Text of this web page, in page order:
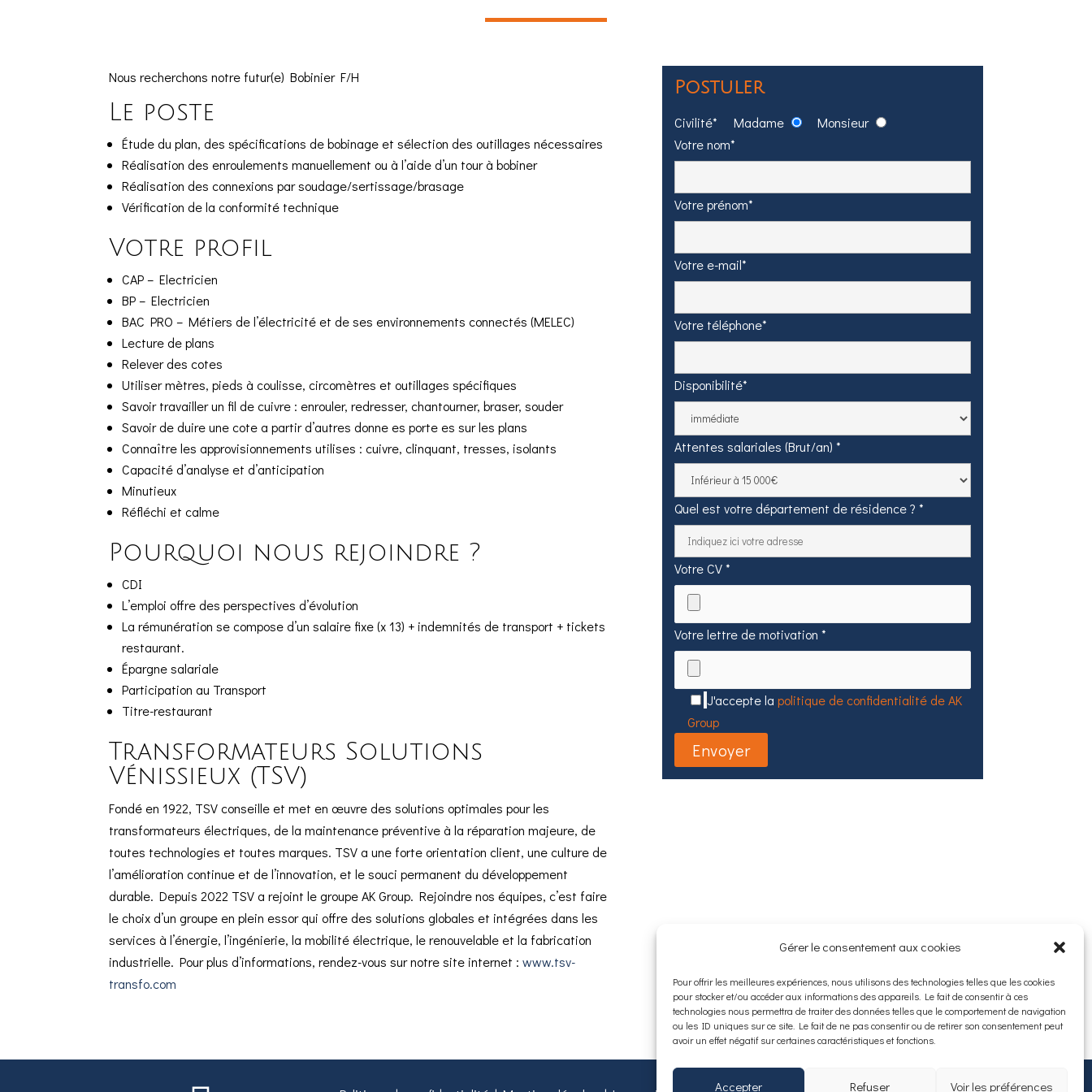
Gérer le consentement aux cookies
Pour offrir les meilleures expériences, nous utilisons des technologies telles que les cookies
pour stocker et/ou accéder aux informations des appareils. Le fait de consentir à ces
technologies nous permettra de traiter des données telles que le comportement de navigation
ou les ID uniques sur ce site. Le fait de ne pas consentir ou de retirer son consentement peut
avoir un effet négatif sur certaines caractéristiques et fonctions.
Accepter Refuser Voir les préférences
Nous recherchons notre futur(e) Bobinier F/H
Le poste
Étude du plan, des spécifications de bobinage et sélection des outillages nécessaires
Réalisation des enroulements manuellement ou à l’aide d’un tour à bobiner
Réalisation des connexions par soudage/sertissage/brasage
Vérification de la conformité technique
Votre profil
CAP – Electricien
BP – Electricien
BAC PRO – Métiers de l’électricité et de ses environnements connectés (MELEC)
Lecture de plans
Relever des cotes
Utiliser mètres, pieds à coulisse, circomètres et outillages spécifiques
Savoir travailler un fil de cuivre : enrouler, redresser, chantourner, braser, souder
Savoir de duire une cote a partir d’autres donne es porte es sur les plans
Connaître les approvisionnements utilises : cuivre, clinquant, tresses, isolants
Capacité d’analyse et d’anticipation
Minutieux
Réfléchi et calme
Pourquoi nous rejoindre ?
CDI
L’emploi offre des perspectives d’évolution
La rémunération se compose d’un salaire fixe (x 13) + indemnités de transport + tickets
restaurant.
Épargne salariale
Participation au Transport
Titre-restaurant
Transformateurs Solutions
Vénissieux (TSV)
Fondé en 1922, TSV conseille et met en œuvre des solutions optimales pour les
transformateurs électriques, de la maintenance préventive à la réparation majeure, de
toutes technologies et toutes marques. TSV a une forte orientation client, une culture de
l’amélioration continue et de l’innovation, et le souci permanent du développement
durable. Depuis 2022 TSV a rejoint le groupe AK Group. Rejoindre nos équipes, c’est faire
le choix d’un groupe en plein essor qui offre des solutions globales et intégrées dans les
services à l’énergie, l’ingénierie, la mobilité électrique, le renouvelable et la fabrication
industrielle. Pour plus d’informations, rendez-vous sur notre site internet :www.tsv-
transfo.com
Postuler
Civilité* Madame
Monsieur
Votre nom*
Votre prénom*
Votre e-mail*
Votre téléphone*
Disponibilité*
Attentes salariales (Brut/an) *
Quel est votre département de résidence ? *
Votre CV *
Votre lettre de motivation *
J'accepte la politique de confidentialité de AK
Group